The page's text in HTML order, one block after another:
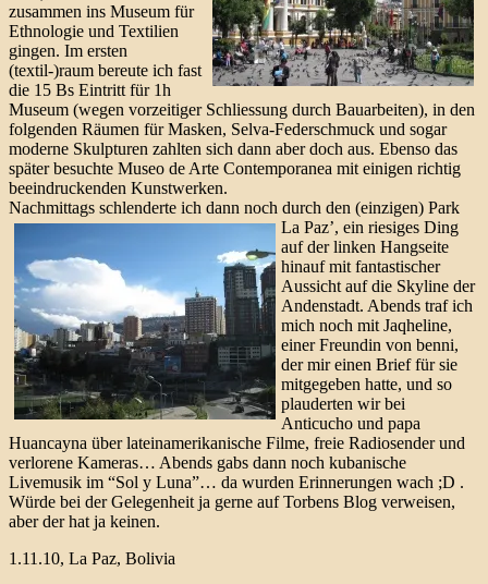
zusammen ins Museum für
Ethnologie und Textilien
gingen. Im ersten
(textil-)raum bereute ich fast
die 15 Bs Eintritt für 1h
Museum (wegen vorzeitiger Schliessung durch Bauarbeiten), in den
folgenden Räumen für Masken, Selva-Federschmuck und sogar
moderne Skulpturen zahlten sich dann aber doch aus. Ebenso das
später besuchte Museo de Arte Contemporanea mit einigen richtig
beeindruckenden Kunstwerken.
Nachmittags schlenderte ich dann noch durch den (einzigen) Park
La Paz’, ein riesiges Ding
auf der linken Hangseite
hinauf mit fantastischer
Aussicht auf die Skyline der
Andenstadt. Abends traf ich
mich noch mit Jaqheline,
einer Freundin von benni,
der mir einen Brief für sie
mitgegeben hatte, und so
plauderten wir bei
Anticucho und papa
Huancayna über lateinamerikanische Filme, freie Radiosender und
verlorene Kameras… Abends gabs dann noch kubanische
Livemusik im “Sol y Luna”… da wurden Erinnerungen wach ;D .
Würde bei der Gelegenheit ja gerne auf Torbens Blog verweisen,
aber der hat ja keinen.
1.11.10, La Paz, Bolivia